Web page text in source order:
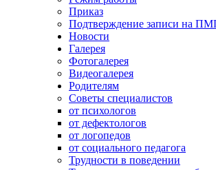
Приказ
Подтверждение записи на
Новости
Галерея
Фотогалерея
Видеогалерея
Родителям
Советы специалистов
от психологов
от дефектологов
от логопедов
от социального педагога
Трудности в поведении